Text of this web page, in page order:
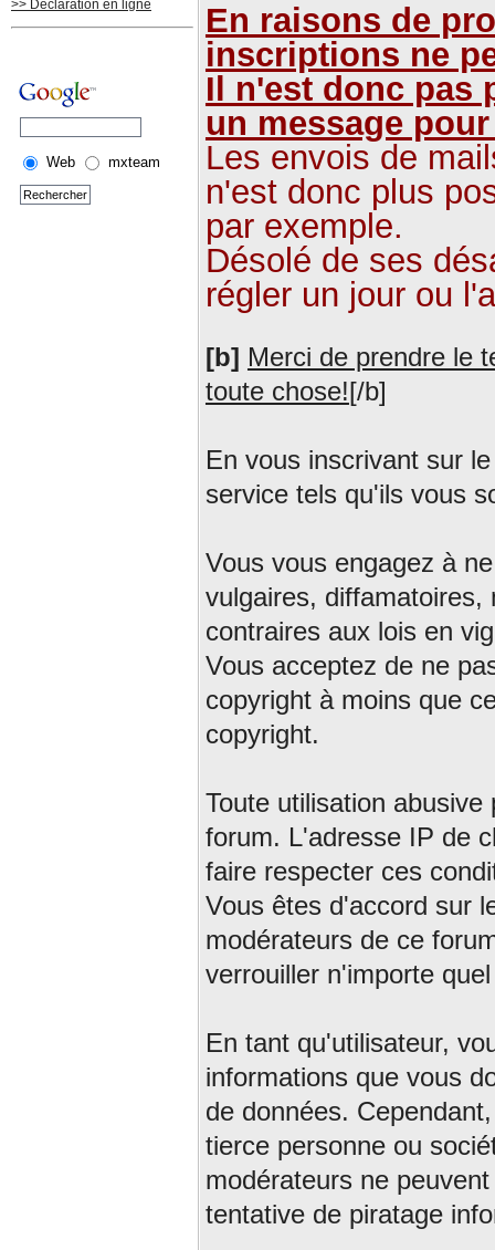
>> Déclaration en ligne
Web mxteam
En raisons de
inscriptions ne
Il n'est donc pas
un message
Les envois de
n'est donc plus
par exemple.
Désolé de ses
régler un jour ou
[b] Merci de prendre le
toute chose![/b]
En vous inscrivant sur
service tels qu'ils vous
Vous vous engagez à
vulgaires,
contraires aux lois en
Vous acceptez de ne
copyright à moins que
copyright.
Toute utilisation
forum. L'adresse IP de
faire respecter ces
Vous êtes d'accord sur
modérateurs de ce
verrouiller n'importe
En tant qu'utilisateur,
informations que vous
de données.
tierce personne ou
modérateurs ne
tentative de piratage